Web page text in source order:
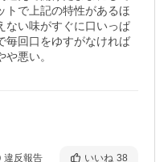
トで上記の特性があるほ
ない味がすぐに口いっぱ
毎回口をゆすがなければ
悪い。
違反報告 いいね 38